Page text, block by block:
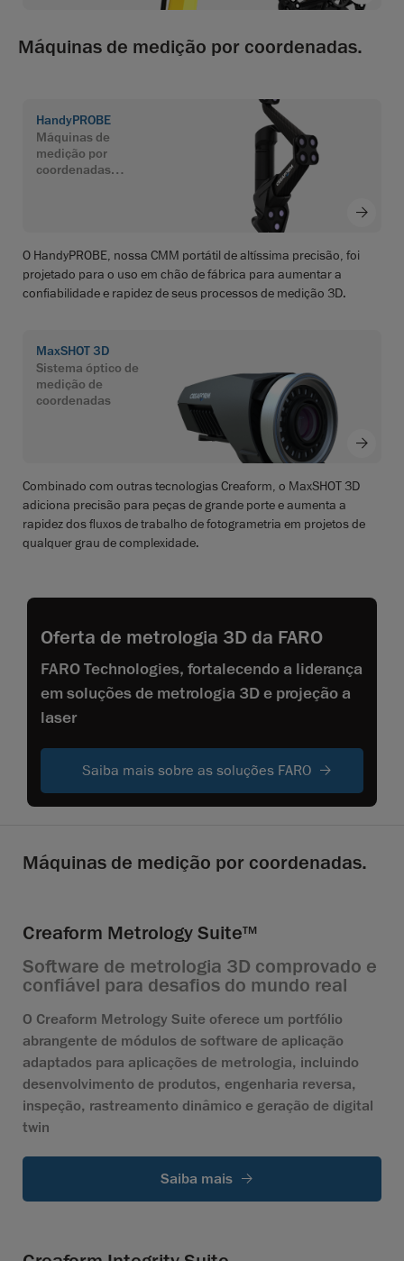
Máquinas de medição por coordenadas.
HandyPROBE
Máquinas de
medição por
coordenadas
O HandyPROBE, nossa CMM portátil de altíssima precisão, foi
projetado para o uso em chão de fábrica para aumentar a
confiabilidade e rapidez de seus processos de medição 3D.
MaxSHOT 3D
Sistema óptico de
medição de
coordenadas
Combinado com outras tecnologias Creaform, o MaxSHOT 3D
adiciona precisão para peças de grande porte e aumenta a
rapidez dos fluxos de trabalho de fotogrametria em projetos de
qualquer grau de complexidade.
Oferta de metrologia 3D da FARO
FARO Technologies, fortalecendo a liderança
em soluções de metrologia 3D e projeção a
laser
Saiba mais sobre as soluções FARO
Máquinas de medição por coordenadas.
Creaform Metrology SuiteTM
Software de metrologia 3D comprovado e
confiável para desafios do mundo real
O Creaform Metrology Suite oferece um portfólio
abrangente de módulos de software de aplicação
adaptados para aplicações de metrologia, incluindo
desenvolvimento de produtos, engenharia reversa,
inspeção, rastreamento dinâmico e geração de digital
twin
Saiba mais